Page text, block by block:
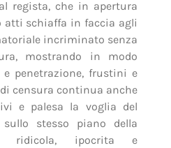
regista, che in apertura
atti schiaffa in faccia agli
incriminato senza
mostrando in modo
e penetrazione, frustini e
di censura continua anche
e palesa la voglia del
stesso piano della
ridicola, ipocrita e